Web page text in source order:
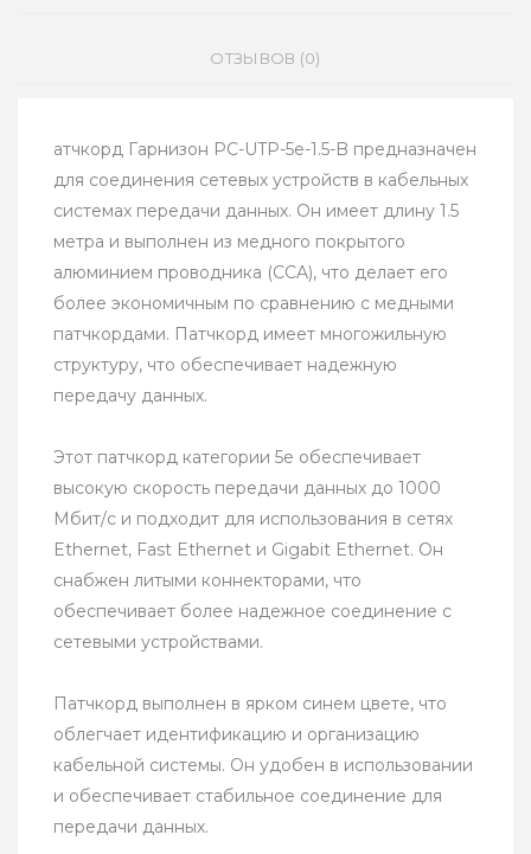
ОТЗЫВОВ (0)
атчкорд Гарнизон PC-UTP-5e-1.5-B предназначен
для соединения сетевых устройств в кабельных
системах передачи данных. Он имеет длину 1.5
метра и выполнен из медного покрытого
алюминием проводника (CCA), что делает его
более экономичным по сравнению с медными
патчкордами. Патчкорд имеет многожильную
структуру, что обеспечивает надежную
передачу данных.
Этот патчкорд категории 5е обеспечивает
высокую скорость передачи данных до 1000
Мбит/с и подходит для использования в сетях
Ethernet, Fast Ethernet и Gigabit Ethernet. Он
снабжен литыми коннекторами, что
обеспечивает более надежное соединение с
сетевыми устройствами.
Патчкорд выполнен в ярком синем цвете, что
облегчает идентификацию и организацию
кабельной системы. Он удобен в использовании
и обеспечивает стабильное соединение для
передачи данных.